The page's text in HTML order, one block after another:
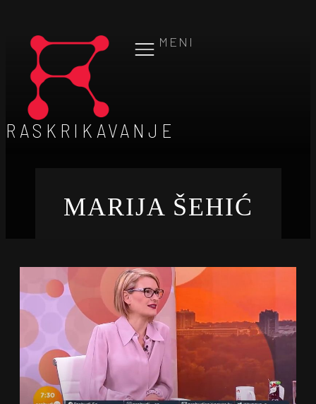
MENI
RASKRIKAVANJE
MARIJA ŠEHIĆ